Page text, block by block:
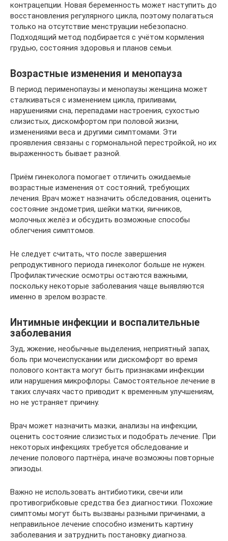
контрацепции. Новая беременность может наступить до
восстановления регулярного цикла, поэтому полагаться
только на отсутствие менструации небезопасно.
Подходящий метод подбирается с учётом кормления
грудью, состояния здоровья и планов семьи.
Возрастные изменения и менопауза
В период перименопаузы и менопаузы женщина может
сталкиваться с изменением цикла, приливами,
нарушениями сна, перепадами настроения, сухостью
слизистых, дискомфортом при половой жизни,
изменениями веса и другими симптомами. Эти
проявления связаны с гормональной перестройкой, но их
выраженность бывает разной.
Приём гинеколога помогает отличить ожидаемые
возрастные изменения от состояний, требующих
лечения. Врач может назначить обследования, оценить
состояние эндометрия, шейки матки, яичников,
молочных желёз и обсудить возможные способы
облегчения симптомов.
Не следует считать, что после завершения
репродуктивного периода гинеколог больше не нужен.
Профилактические осмотры остаются важными,
поскольку некоторые заболевания чаще выявляются
именно в зрелом возрасте.
Интимные инфекции и воспалительные
заболевания
Зуд, жжение, необычные выделения, неприятный запах,
боль при мочеиспускании или дискомфорт во время
полового контакта могут быть признаками инфекции
или нарушения микрофлоры. Самостоятельное лечение в
таких случаях часто приводит к временным улучшениям,
но не устраняет причину.
Врач может назначить мазки, анализы на инфекции,
оценить состояние слизистых и подобрать лечение. При
некоторых инфекциях требуется обследование и
лечение полового партнёра, иначе возможны повторные
эпизоды.
Важно не использовать антибиотики, свечи или
противогрибковые средства без диагностики. Похожие
симптомы могут быть вызваны разными причинами, а
неправильное лечение способно изменить картину
заболевания и затруднить постановку диагноза.